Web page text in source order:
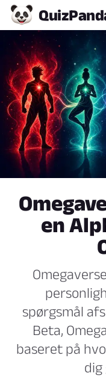
Quiz
en
spørgsmål
Beta,
baseret på
dig